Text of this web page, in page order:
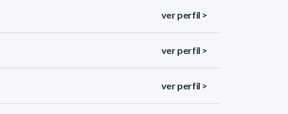
ver perfil >
ver perfil >
ver perfil >